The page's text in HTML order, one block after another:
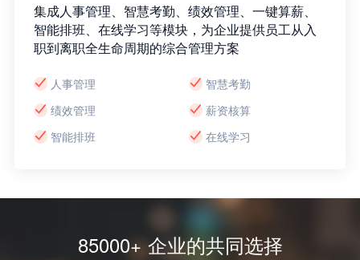
集成人事管理、智慧考勤、绩效管理、一键算薪、
智能排班、在线学习等模块，为企业提供员工从入
职到离职全生命周期的综合管理方案
人事管理
智慧考勤
绩效管理
薪资核算
智能排班
在线学习
85000+ 企业的共同选择